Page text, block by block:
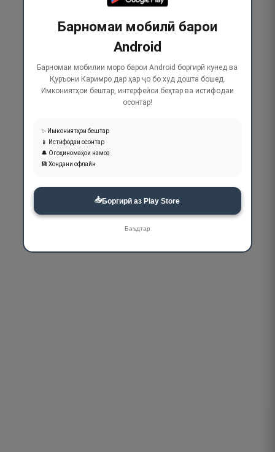
Барномаи мобилӣ барои
Android
Барномаи мобилии моро барои Android боргирӣ кунед ва
Қуръони Каримро дар ҳар ҷо бо худ дошта бошед.
Имкониятҳои бештар, интерфейси беҳтар ва истифодаи
осонтар!
✨ Имкониятҳои бештар
📱 Истифодаи осонтар
🔔 Огоҳиномаҳои намоз
💾 Хондани офлайн
📥Боргирӣ аз Play Store
Баъдтар